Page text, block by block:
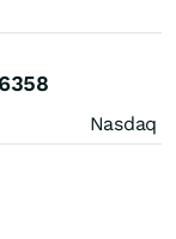
Nasdaq